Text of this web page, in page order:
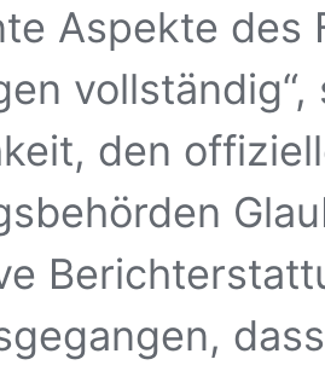
Aspekte des
den